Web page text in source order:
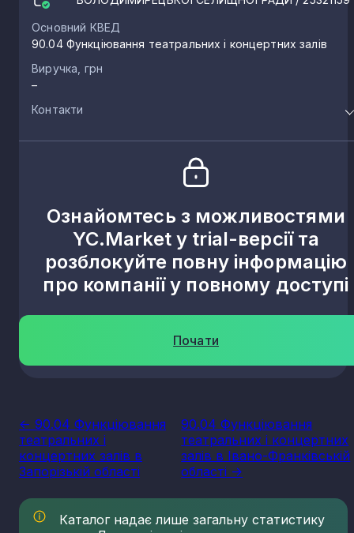
Основний КВЕД
90.04 Функціювання театральних і концертних залів
Виручка, грн
–
Контакти
Ознайомтесь з можливостями
YC.Market у trial-версії та
розблокуйте повну інформацію
про компанії у повному доступі
Почати
<- 90.04 Функціювання
театральних і
концертних залів в
Запорізькій області
90.04 Функціювання
театральних і концертних
залів в Івано-Франківській
області ->
Каталог надає лише загальну статистику